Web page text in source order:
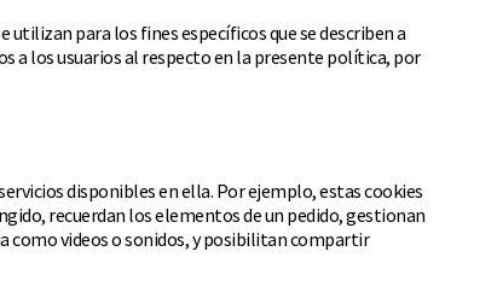
para los fines específicos que se describen a
a los usuarios al respecto en la presente política, por
disponibles en ella. Por ejemplo, estas cookies
recuerdan los elementos de un pedido, gestionan
como videos o sonidos, y posibilitan compartir